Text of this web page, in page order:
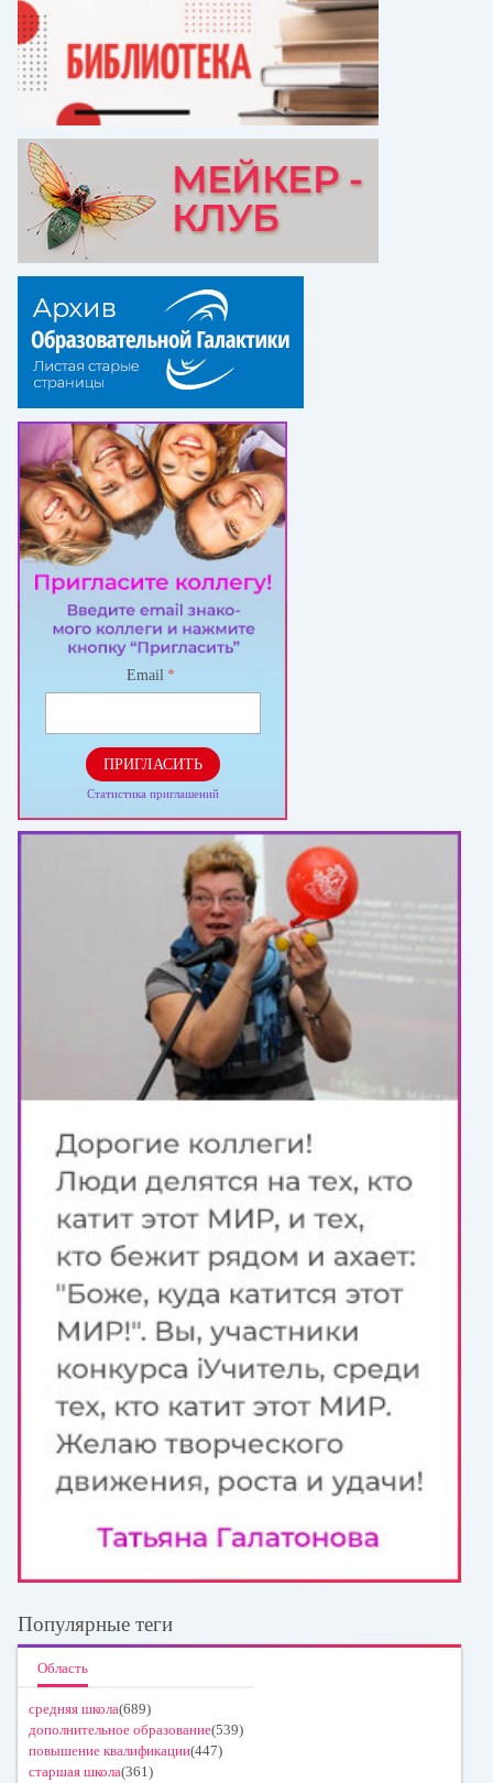
Email *
ПРИГЛАСИТЬ
Статистика приглашений
Популярные теги
Область
средняя школа(689)
дополнительное образование(539)
повышение квалификации(447)
старшая школа(361)